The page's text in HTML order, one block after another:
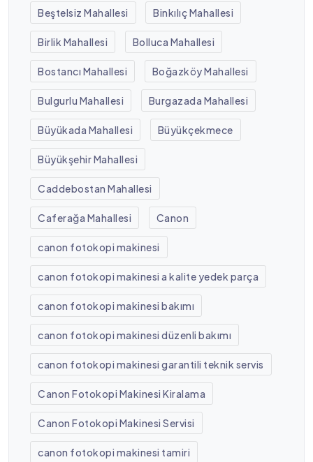
Beştelsiz Mahallesi Binkılıç Mahallesi
Birlik Mahallesi Bolluca Mahallesi
Bostancı Mahallesi Boğazköy Mahallesi
Bulgurlu Mahallesi Burgazada Mahallesi
Büyükada Mahallesi Büyükçekmece
Büyükşehir Mahallesi
Caddebostan Mahallesi
Caferağa Mahallesi Canon
canon fotokopi makinesi
canon fotokopi makinesi a kalite yedek parça
canon fotokopi makinesi bakımı
canon fotokopi makinesi düzenli bakımı
canon fotokopi makinesi garantili teknik servis
Canon Fotokopi Makinesi Kiralama
Canon Fotokopi Makinesi Servisi
canon fotokopi makinesi tamiri